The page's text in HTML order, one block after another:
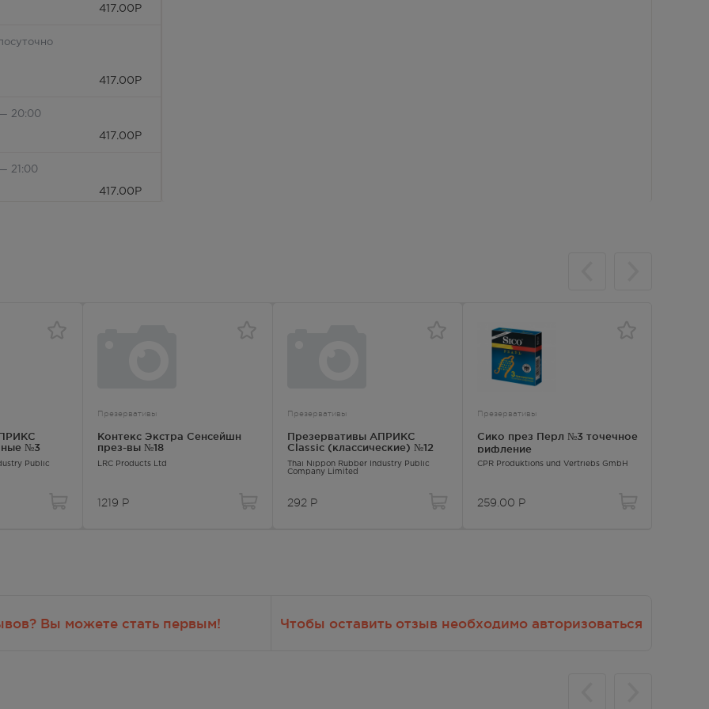
417.00 Р
417.00 Р
20:00
417.00 Р
21:00
417.00 Р
417.00Р
417.00
417.00Р
№3
Public
Презервативы
Контекс Экстра Сенсейшн
през-вы №18
LRC Products Ltd
1219 Р
Презервативы
Презервативы АПРИКС
Classic (классические) №12
Thai Nippon Rubber Industry Public
Company Limited
292 Р
Презервативы
Сико през Перл №3 точечное
рифление
CPR Produktions und Vertriebs GmbH
259.00 Р
Чтобы оставить отзыв необходимо авторизоваться
Вы можете стать первым!